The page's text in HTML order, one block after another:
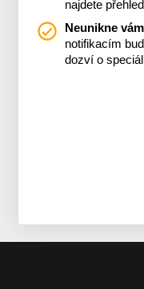
najdete
Neunikne
notifikacím
dozví o